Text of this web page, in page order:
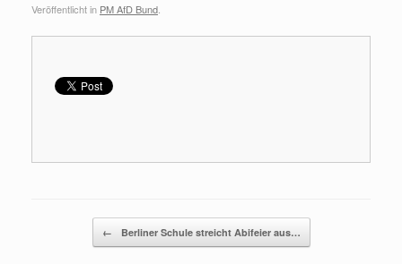
Veröffentlicht in PM AfD Bund
Beitragsnavigation
← Berliner Schule streicht Abifeier aus…